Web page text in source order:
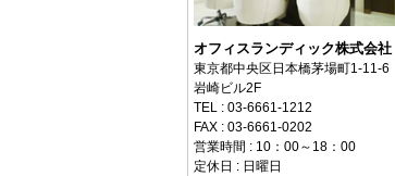
オフィスランディック株式会社
東京都中央区日本橋茅場町1-11-6
岩崎ビル2F
TEL : 03-6661-1212
FAX : 03-6661-0202
営業時間 : 10：00～18：00
定休日 : 日曜日